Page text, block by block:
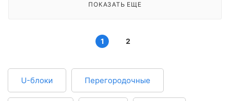
ПОКАЗАТЬ ЕЩЕ
1 2
U-блоки Перегородочные